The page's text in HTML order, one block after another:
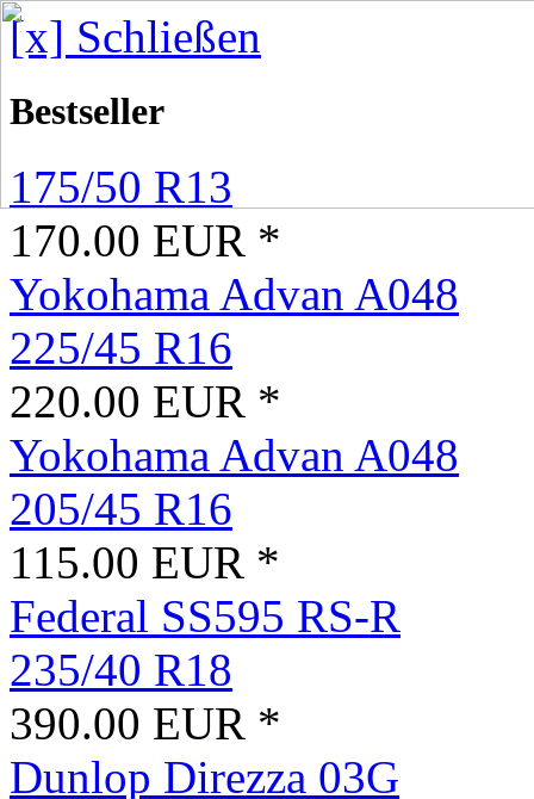
[x] Schließen
Bestseller
175/50 R13
170.00 EUR *
Yokohama Advan A048
225/45 R16
220.00 EUR *
Yokohama Advan A048
205/45 R16
115.00 EUR *
Federal SS595 RS-R
235/40 R18
390.00 EUR *
Dunlop Direzza 03G